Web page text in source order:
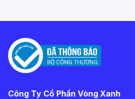
Công Ty Cổ Phần Vòng Xanh